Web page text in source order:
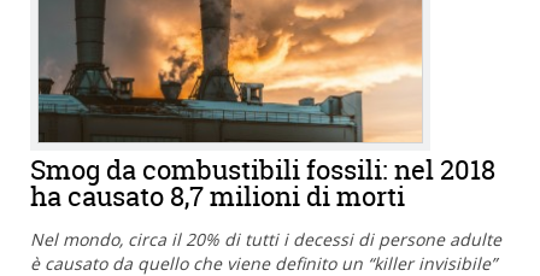
Smog da combustibili fossili: nel 2018
ha causato 8,7 milioni di morti
Nel mondo, circa il 20% di tutti i decessi di persone adulte
è causato da quello che viene definito un “killer invisibile”